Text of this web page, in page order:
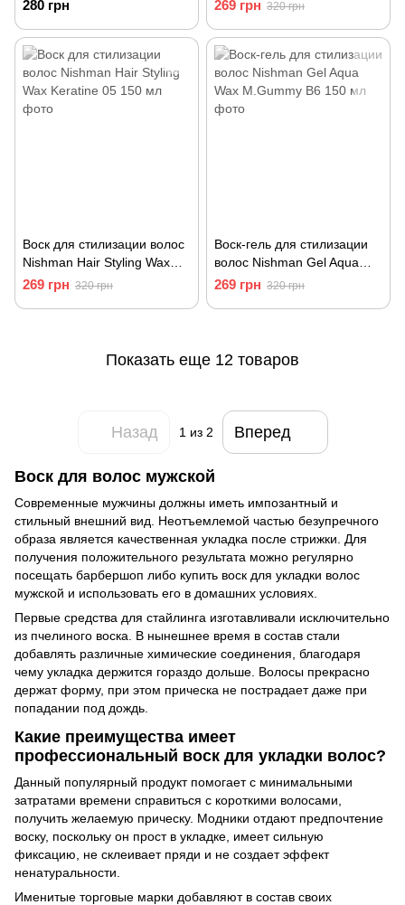
280 грн 269 грн 320 грн
Воск для стилизации волос
Nishman Hair Styling Wax
Keratine 05 150 мл
269 грн 320 грн
Воск-гель для стилизации
волос Nishman Gel Aqua
Wax M.Gummy B6 150 мл
269 грн 320 грн
Показать еще 12 товаров
Назад 1 из 2 Вперед
Воск для волос мужской
Современные мужчины должны иметь импозантный и
стильный внешний вид. Неотъемлемой частью безупречного
образа является качественная укладка после стрижки. Для
получения положительного результата можно регулярно
посещать барбершоп либо купить воск для укладки волос
мужской и использовать его в домашних условиях.
Первые средства для стайлинга изготавливали исключительно
из пчелиного воска. В нынешнее время в состав стали
добавлять различные химические соединения, благодаря
чему укладка держится гораздо дольше. Волосы прекрасно
держат форму, при этом прическа не пострадает даже при
попадании под дождь.
Какие преимущества имеет
профессиональный воск для укладки волос?
Данный популярный продукт помогает с минимальными
затратами времени справиться с короткими волосами,
получить желаемую прическу. Модники отдают предпочтение
воску, поскольку он прост в укладке, имеет сильную
фиксацию, не склеивает пряди и не создает эффект
ненатуральности.
Именитые торговые марки добавляют в состав своих